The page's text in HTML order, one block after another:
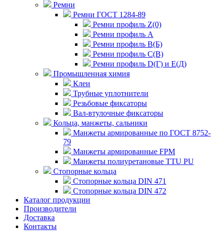
Ремни
Ремни ГОСТ 1284-89
Ремни профиль Z(0)
Ремни профиль А
Ремни профиль В(Б)
Ремни профиль С(В)
Ремни профиль D(Г) и E(Д)
Промышленная химия
Клеи
Трубные уплотнители
Резьбовые фиксаторы
Вал-втулочные фиксаторы
Кольца, манжеты, сальники
Манжеты армированные по ГОСТ 8752-
79
Манжеты армированные FPM
Манжеты полиуретановые TTU PU
Стопорные кольца
Стопорные кольца DIN 471
Стопорные кольца DIN 472
Каталог продукции
Производители
Доставка
Контакты